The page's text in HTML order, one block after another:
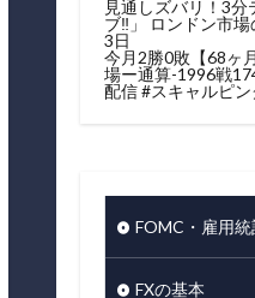
見通しズバリ！3分
ブ‼」 ロンドン市
3日
今月2勝0敗【68ヶ
場ー通算-1996戦
配信 #スキャルピ
FOMC・雇用
FXの基本